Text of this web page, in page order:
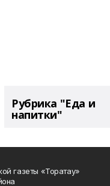
Рубрика "Еда и
напитки"
газеты «Торатау»